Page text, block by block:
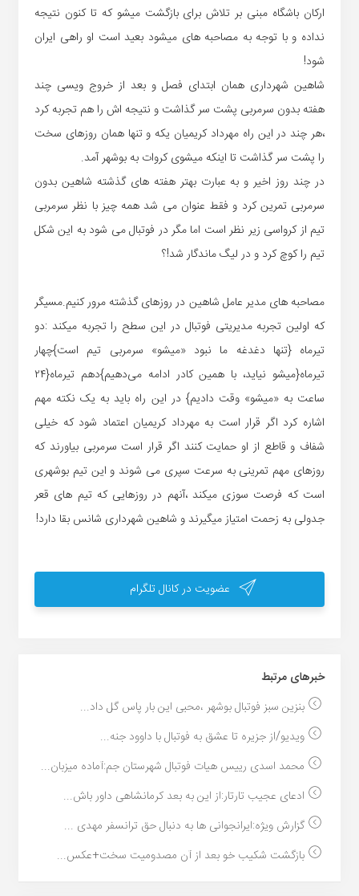
ارکان باشگاه مبنی بر تلاش برای بازگشت میشو که تا کنون نتیجه
نداده و با توجه به مصاحبه های میشود بعید است او راهی ایران
شود!
شاهین شهرداری همان ابتدای فصل و بعد از خروج ویسی چند
هفته بدون سرمربی پشت سر گذاشت و نتیجه اش را هم تجربه کرد
،هر چند در این راه مهرداد کریمیان یکه و تنها همان روزهای سخت
را پشت سر گذاشت تا اینکه میشوی کروات به بوشهر آمد.
در چند روز اخیر و به عبارت بهتر هفته های گذشته شاهین بدون
سرمربی تمرین کرد و فقط عنوان می شد همه چیز با نظر سرمربی
تیم از کرواسی زیر نظر است اما مگر در فوتبال می شود به این شکل
تیم را کوچ کرد و در لیگ ماندگار شد!؟
مصاحبه های مدیر عامل شاهین در روزهای گذشته مرور کنیم.مسیگر
که اولین تجربه مدیریتی فوتبال در این سطح را تجربه میکند :دو
تیرماه {تنها دغدغه ما نبود «میشو» سرمربی تیم است}چهار
تیرماه{میشو نیاید، با همین کادر ادامه می‌دهیم}دهم تیرماه{۲۴
ساعت به «میشو» وقت دادیم} در این راه باید به یک نکته مهم
اشاره کرد اگر قرار است به مهرداد کریمیان اعتماد شود که خیلی
شفاف و قاطع از او حمایت کنند اگر قرار است سرمربی بیاورند که
روزهای مهم تمرینی به سرعت سپری می شوند و این تیم بوشهری
است که فرصت سوزی میکند ،آنهم در روزهایی که تیم های قعر
جدولی به زحمت امتیاز میگیرند و شاهین شهرداری شانس بقا دارد!
عضویت در کانال تلگرام
خبر‌های مرتبط
بنزین سبز فوتبال بوشهر ،محبی این بار پاس گل داد...
ویدیو/از جزیره تا عشق به فوتبال با داوود جنه...
محمد اسدی رییس هیات فوتبال شهرستان جم:آماده میزبان...
ادعای عجیب تارتار:از این به بعد کرمانشاهی داور باش...
گزارش ویژه:ایرانجوانی ها به دنبال حق ترانسفر مهدی ...
بازگشت شکیب خو بعد از آن مصدومیت سخت+عکس...